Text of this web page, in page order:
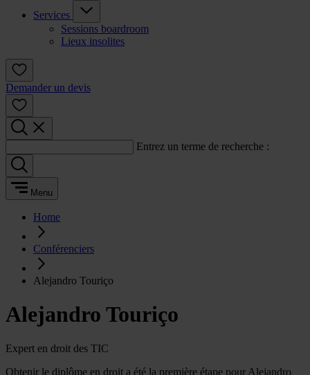
Services
Sessions boardroom
Lieux insolites
Demander un devis
Entrez un terme de recherche :
Menu
Home
Conférenciers
Alejandro Touriço
Alejandro Touriço
Expert en droit des TIC
Obtenir le diplôme en droit a été la première étape pour Alejandro